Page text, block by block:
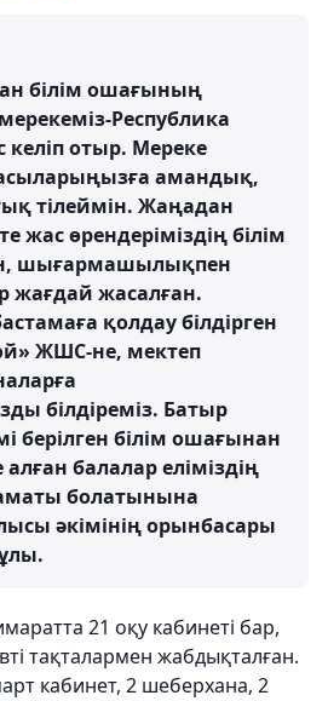
білім ошағының
Республика
келіп отыр. Мереке
амандық,
тілеймін. Жаңадан
жас өрендеріміздің білім
шығармашылықпен
жағдай жасалған.
қолдау білдірген
ЖШС-не, мектеп
білдіреміз. Батыр
берілген білім ошағынан
балалар еліміздің
болатынына
әкімінің орынбасары
21 оқу кабинеті бар,
тақталармен жабдықталған.
кабинет, 2 шеберхана, 2